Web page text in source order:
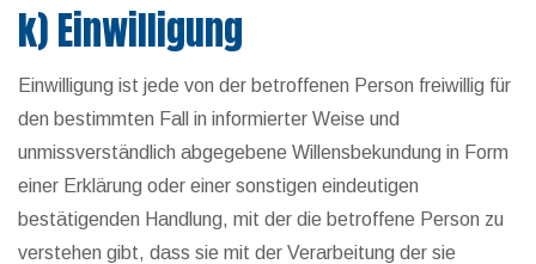
k) Einwilligung
Einwilligung ist jede von der betroffenen Person freiwillig für
den bestimmten Fall in informierter Weise und
unmissverständlich abgegebene Willensbekundung in Form
einer Erklärung oder einer sonstigen eindeutigen
bestätigenden Handlung, mit der die betroffene Person zu
verstehen gibt, dass sie mit der Verarbeitung der sie